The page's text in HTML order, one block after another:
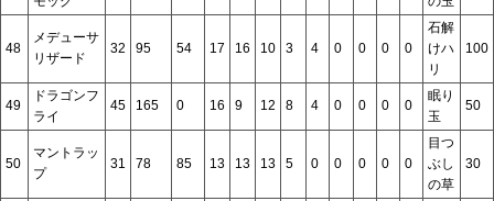
48
メデューサ
リザード
32 95 54 17 16 10 3 4 0 0 0 0
石解
けハ
リ
100
49
ドラゴンフ
ライ
45 165 0 16 9 12 8 4 0 0 0 0
眠り
玉
50
50
マントラッ
プ
31 78 85 13 13 13 5 0 0 0 0 0
目つ
ぶし
の草
30